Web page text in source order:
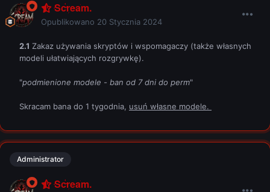
Scream.
Opublikowano 20 Stycznia 2024
2.1 Zakaz używania skryptów i wspomagaczy (także własnych
modeli ułatwiających rozgrywkę).
"podmienione modele - ban od 7 dni do perm"
Skracam bana do 1 tygodnia, usuń własne modele.
Administrator
Scream.